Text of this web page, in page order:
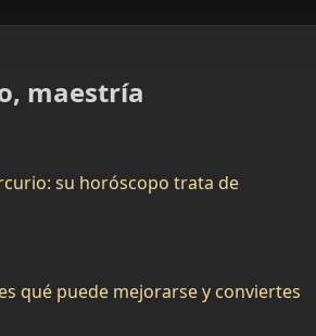
maestría
su horóscopo trata de
qué puede mejorarse y conviertes